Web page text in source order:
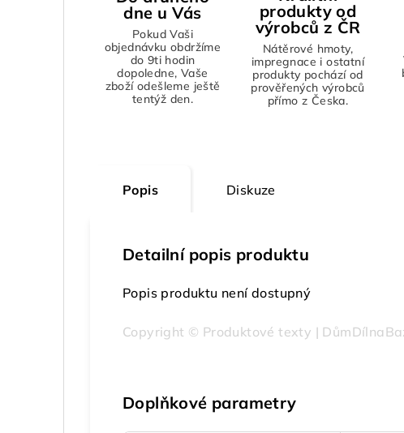
dne u Vás
Pokud Vaši
objednávku obdržíme
do 9ti hodin
dopoledne, Vaše
zboží odešleme ještě
tentýž den.
produkty od
výrobců z ČR
Nátěrové hmoty,
impregnace i ostatní
produkty pochází od
prověřených výrobců
přímo z Česka.
Popis Diskuze
Detailní popis produktu
Popis produktu není dostupný
Copyright © Produktové texty |
Doplňkové parametry